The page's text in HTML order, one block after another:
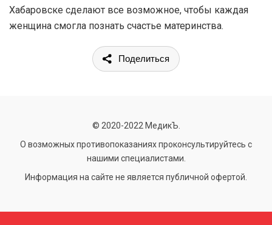
Хабаровске сделают все возможное, чтобы каждая
женщина смогла познать счастье материнства.
Поделиться
© 2020-2022 МедикЪ.
О возможных противопоказаниях проконсультируйтесь с
нашими специалистами.
Информация на сайте не является публичной офертой.